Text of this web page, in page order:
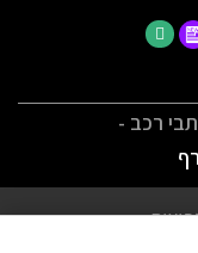
רכב -